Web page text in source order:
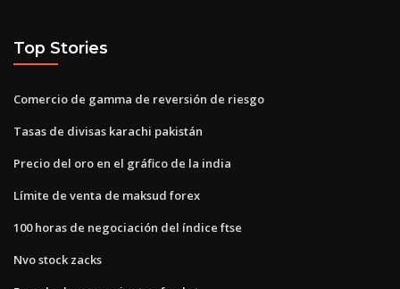
Top Stories
Comercio de gamma de reversión de riesgo
Tasas de divisas karachi pakistán
Precio del oro en el gráfico de la india
Límite de venta de maksud forex
100 horas de negociación del índice ftse
Nvo stock zacks